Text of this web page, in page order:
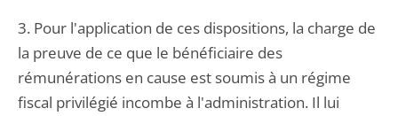
3. Pour l'application de ces dispositions, la charge de
la preuve de ce que le bénéficiaire des
rémunérations en cause est soumis à un régime
fiscal privilégié incombe à l'administration. Il lui